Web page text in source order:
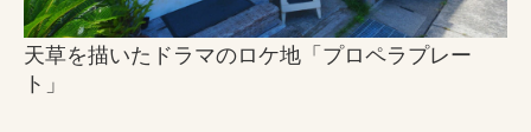
天草を描いたドラマのロケ地「プロペラプレー
ト」